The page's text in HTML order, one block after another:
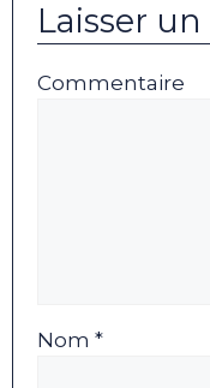
Laisser
Commentaire
Nom *